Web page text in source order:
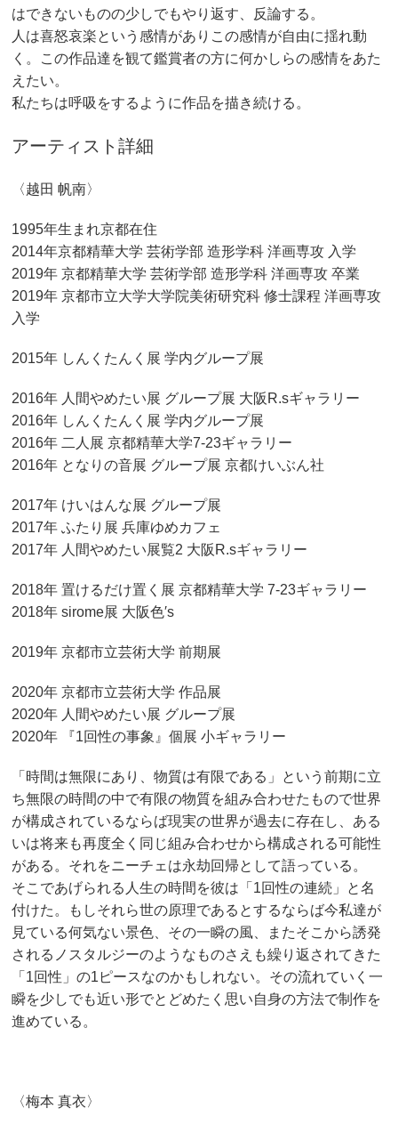
はできないものの少しでもやり返す、反論する。
人は喜怒哀楽という感情がありこの感情が自由に揺れ動
く。この作品達を観て鑑賞者の方に何かしらの感情をあた
えたい。
私たちは呼吸をするように作品を描き続ける。
アーティスト詳細
〈越田 帆南〉
1995年生まれ京都在住
2014年京都精華大学 芸術学部 造形学科 洋画専攻 入学
2019年 京都精華大学 芸術学部 造形学科 洋画専攻 卒業
2019年 京都市立大学大学院美術研究科 修士課程 洋画専攻
入学
2015年 しんくたんく展 学内グループ展
2016年 人間やめたい展 グループ展 大阪R.sギャラリー
2016年 しんくたんく展 学内グループ展
2016年 二人展 京都精華大学7-23ギャラリー
2016年 となりの音展 グループ展 京都けいぶん社
2017年 けいはんな展 グループ展
2017年 ふたり展 兵庫ゆめカフェ
2017年 人間やめたい展覧2 大阪R.sギャラリー
2018年 置けるだけ置く展 京都精華大学 7-23ギャラリー
2018年 sirome展 大阪色′s
2019年 京都市立芸術大学 前期展
2020年 京都市立芸術大学 作品展
2020年 人間やめたい展 グループ展
2020年 『1回性の事象』個展 小ギャラリー
「時間は無限にあり、物質は有限である」という前期に立
ち無限の時間の中で有限の物質を組み合わせたもので世界
が構成されているならば現実の世界が過去に存在し、ある
いは将来も再度全く同じ組み合わせから構成される可能性
がある。それをニーチェは永劫回帰として語っている。
そこであげられる人生の時間を彼は「1回性の連続」と名
付けた。もしそれら世の原理であるとするならば今私達が
見ている何気ない景色、その一瞬の風、またそこから誘発
されるノスタルジーのようなものさえも繰り返されてきた
「1回性」の1ピースなのかもしれない。その流れていく一
瞬を少しでも近い形でとどめたく思い自身の方法で制作を
進めている。
〈梅本 真衣〉